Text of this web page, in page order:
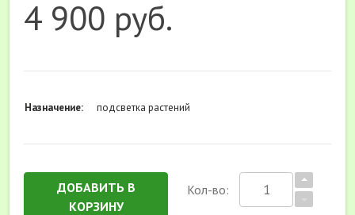
4 900 руб.
Назначение: подсветка растений
ДОБАВИТЬ В
КОРЗИНУ
Кол-во: